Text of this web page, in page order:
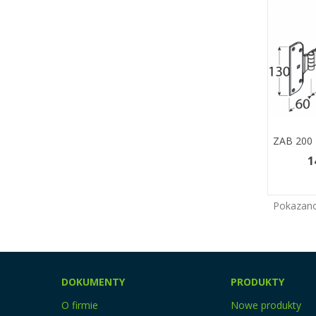
ZAB 200
DOKUMENTY
O firmie
PRODUKTY
Nowe produkty